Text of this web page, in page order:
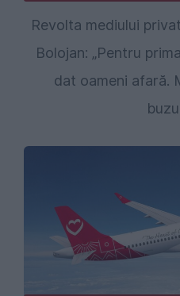
Revolta mediului
Bolojan: „Pentru
dat oameni afară.